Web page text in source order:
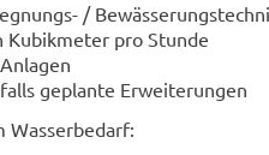
/
Ku­bik­me­ter pro Stun­de
ge­plan­te Er­wei­te­run­gen
Was­ser­be­darf: